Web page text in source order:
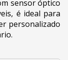
sensor óptico
é ideal para
personalizado